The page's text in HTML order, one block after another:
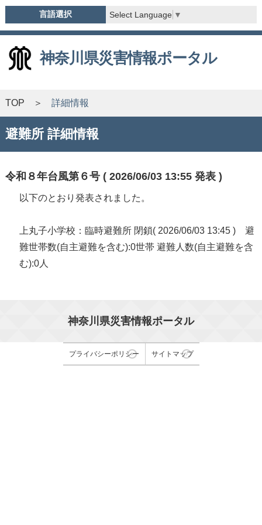
言語選択 Select Language ▼
神奈川県災害情報ポータル
TOP 詳細情報
避難所 詳細情報
令和８年台風第６号 ( 2026/06/03 13:55 発表 )
以下のとおり発表されました。
上丸子小学校：臨時避難所 閉鎖( 2026/06/03 13:45 ) 避
難世帯数(自主避難を含む):0世帯 避難人数(自主避難を含
む):0人
神奈川県災害情報ポータル
プライバシーポリシー サイトマップ